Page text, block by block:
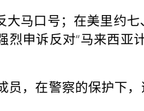
马口号；在美里约
申诉反对“马来西亚
，在警察的保护下